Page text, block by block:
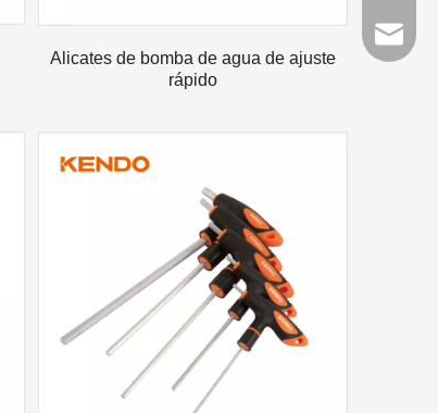
un lugar lleno de memoria y alegría.
Alicates de bomba de agua de ajuste
rápido